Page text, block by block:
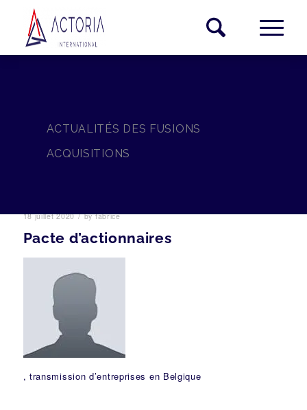
ACTUALITÉS DES FUSIONS
ACQUISITIONS
18 juillet 2020 / byfabrice
Pacte d’actionnaires
, transmission d’entreprises en Belgique